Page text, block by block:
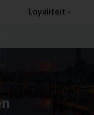
Loyaliteit